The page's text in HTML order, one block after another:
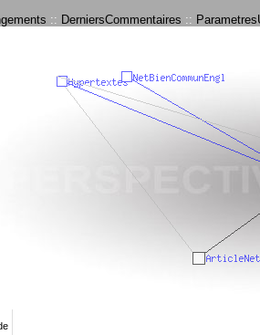
:: DerniersCommentaires ::